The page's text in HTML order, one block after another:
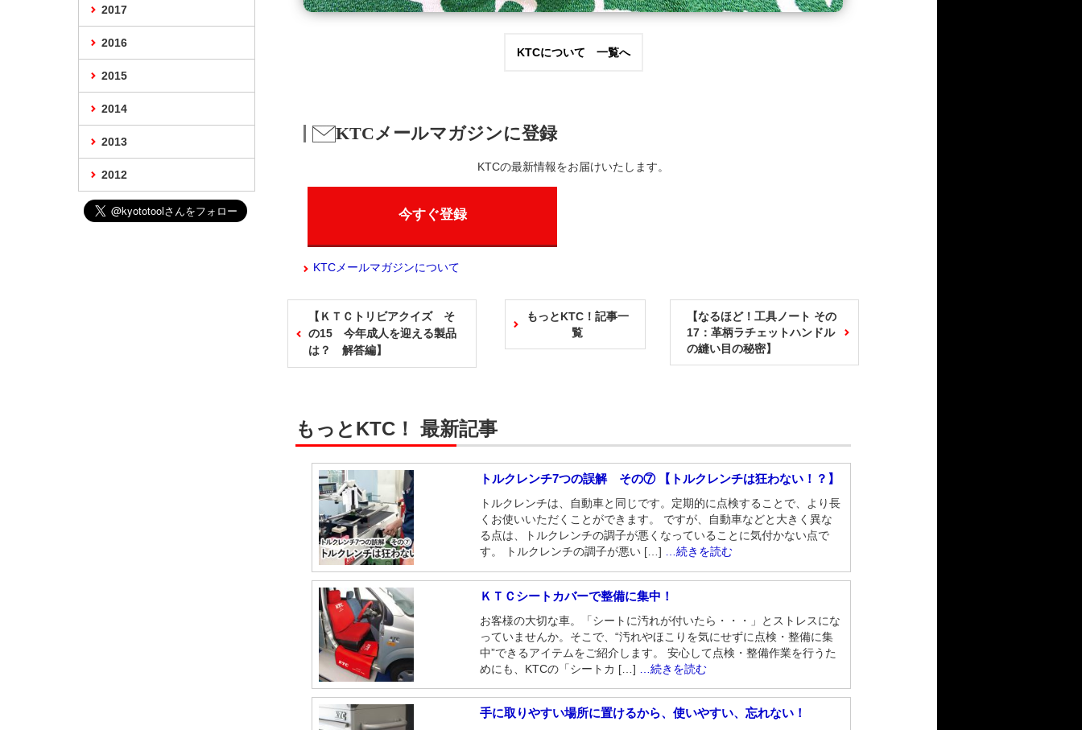
KTCについて 一覧へ
KTCメールマガジンに登録
KTCの最新情報をお届けいたします。
今すぐ登録
KTCメールマガジンについて
【ＫＴＣトリビアクイズ そ
の15 今年成人を迎える製品
は？ 解答編】
もっとKTC！記事一
覧
【なるほど！工具ノート その
17：革柄ラチェットハンドル
の縫い目の秘密】
もっとKTC！ 最新記事
トルクレンチ7つの誤解 その⑦ 【トルクレンチは狂わない！？】
トルクレンチは、自動車と同じです。定期的に点検することで、より長
くお使いいただくことができます。 ですが、自動車などと大きく異な
る点は、トルクレンチの調子が悪くなっていることに気付かない点で
す。 トルクレンチの調子が悪い […]
…続きを読む
ＫＴＣシートカバーで整備に集中！
お客様の大切な車。「シートに汚れが付いたら・・・」とストレスにな
っていませんか。そこで、“汚れやほこりを気にせずに点検・整備に集
中”できるアイテムをご紹介します。 安心して点検・整備作業を行うた
めにも、KTCの「シートカ […]
…続きを読む
手に取りやすい場所に置けるから、使いやすい、忘れない！
2017
2016
2015
2014
2013
2012